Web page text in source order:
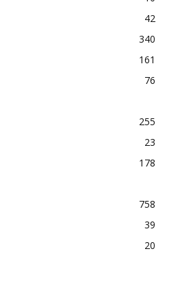
42
340
161
76
255
23
178
758
39
20